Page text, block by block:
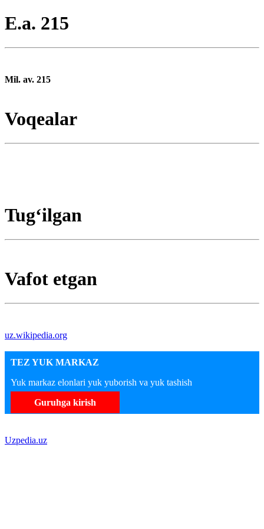
E.a. 215
Mil. av. 215
Voqealar
Tugʻilgan
Vafot etgan
uz.wikipedia.org
TEZ YUK MARKAZ
Yuk markaz elonlari yuk yuborish va yuk tashish
Guruhga kirish
Uzpedia.uz